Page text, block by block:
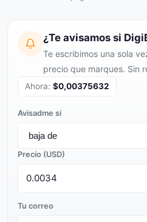
¿Te avisamos si
Te escribimos una sola
precio que marques. Sin
Ahora: $0,00375632
Avisadme si
Precio (USD)
Tu correo